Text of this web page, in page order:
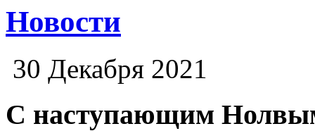
Новости
30 Декабря 2021
С наступающим